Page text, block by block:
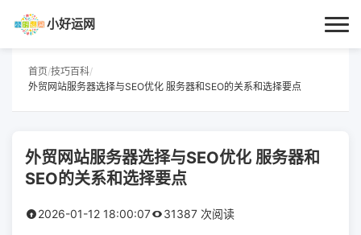
小好运网
首页
每日更新
首页 /技巧百科/
外贸网站服务器选择与SEO优化 服务器和SEO的关系和选择要点
外贸网站服务器选择与SEO优化 服务器和
SEO的关系和选择要点
2026-01-12 18:00:07 31387 次阅读